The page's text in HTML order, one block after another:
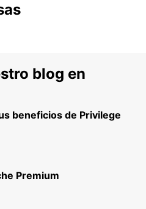
blog en
beneficios de Privilege
Premium